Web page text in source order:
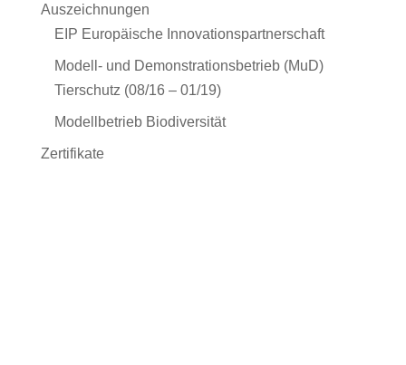
Auszeichnungen
EIP Europäische Innovationspartnerschaft
Modell- und Demonstrationsbetrieb (MuD)
Tierschutz (08/16 – 01/19)
Modellbetrieb Biodiversität
Zertifikate